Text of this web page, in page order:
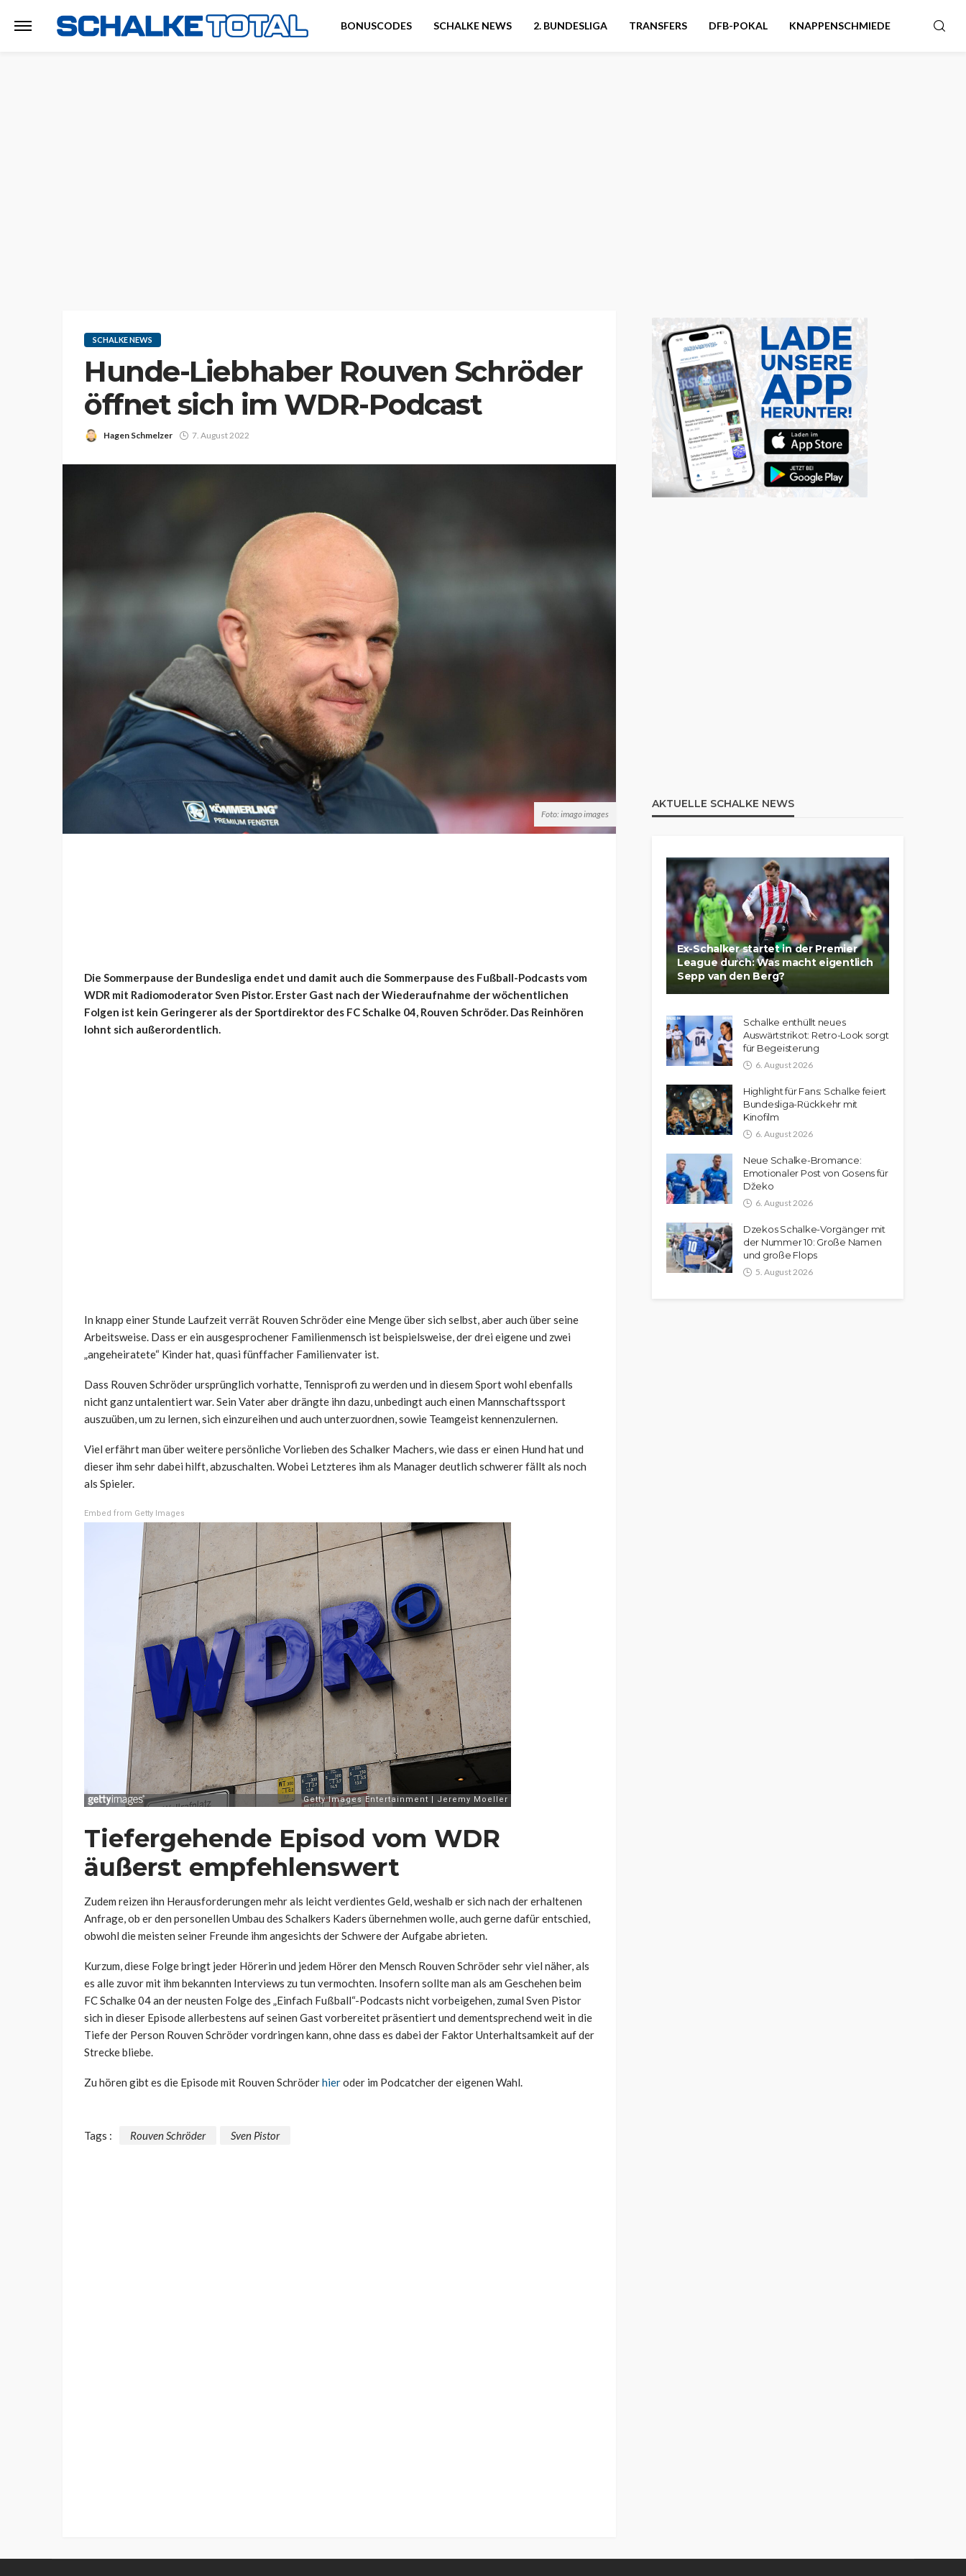
BONUSCODES SCHALKE NEWS 2. BUNDESLIGA TRANSFERS DFB-POKAL KNAPPENSCHMIEDE
SCHALKE NEWS
Hunde-Liebhaber Rouven Schröder
öffnet sich im WDR-Podcast
Hagen Schmelzer 7. August 2022
Foto: imago images
Die Sommerpause der Bundesliga endet und damit auch die Sommerpause des Fußball-Podcasts vom
WDR mit Radiomoderator Sven Pistor. Erster Gast nach der Wiederaufnahme der wöchentlichen
Folgen ist kein Geringerer als der Sportdirektor des FC Schalke 04, Rouven Schröder. Das Reinhören
lohnt sich außerordentlich.
In knapp einer Stunde Laufzeit verrät Rouven Schröder eine Menge über sich selbst, aber auch über seine
Arbeitsweise. Dass er ein ausgesprochener Familienmensch ist beispielsweise, der drei eigene und zwei
„angeheiratete“ Kinder hat, quasi fünffacher Familienvater ist.
Dass Rouven Schröder ursprünglich vorhatte, Tennisprofi zu werden und in diesem Sport wohl ebenfalls
nicht ganz untalentiert war. Sein Vater aber drängte ihn dazu, unbedingt auch einen Mannschaftssport
auszuüben, um zu lernen, sich einzureihen und auch unterzuordnen, sowie Teamgeist kennenzulernen.
Viel erfährt man über weitere persönliche Vorlieben des Schalker Machers, wie dass er einen Hund hat und
dieser ihm sehr dabei hilft, abzuschalten. Wobei Letzteres ihm als Manager deutlich schwerer fällt als noch
als Spieler.
Embed from Getty Images
Tiefergehende Episod vom WDR
äußerst empfehlenswert
Zudem reizen ihn Herausforderungen mehr als leicht verdientes Geld, weshalb er sich nach der erhaltenen
Anfrage, ob er den personellen Umbau des Schalkers Kaders übernehmen wolle, auch gerne dafür entschied,
obwohl die meisten seiner Freunde ihm angesichts der Schwere der Aufgabe abrieten.
Kurzum, diese Folge bringt jeder Hörerin und jedem Hörer den Mensch Rouven Schröder sehr viel näher, als
es alle zuvor mit ihm bekannten Interviews zu tun vermochten. Insofern sollte man als am Geschehen beim
FC Schalke 04 an der neusten Folge des „Einfach Fußball“-Podcasts nicht vorbeigehen, zumal Sven Pistor
sich in dieser Episode allerbestens auf seinen Gast vorbereitet präsentiert und dementsprechend weit in die
Tiefe der Person Rouven Schröder vordringen kann, ohne dass es dabei der Faktor Unterhaltsamkeit auf der
Strecke bliebe.
Zu hören gibt es die Episode mit Rouven Schröderhieroder im Podcatcher der eigenen Wahl.
Tags : Rouven Schröder Sven Pistor
AKTUELLE SCHALKE NEWS
Ex-Schalker startet in der Premier
League durch: Was macht eigentlich
Sepp van den Berg?
Schalke enthüllt neues
Auswärtstrikot: Retro-Look sorgt
für Begeisterung
6. August 2026
Highlight für Fans: Schalke feiert
Bundesliga-Rückkehr mit
Kinofilm
6. August 2026
Neue Schalke-Bromance:
Emotionaler Post von Gosens für
Džeko
6. August 2026
Dzekos Schalke-Vorgänger mit
der Nummer 10: Große Namen
und große Flops
5. August 2026